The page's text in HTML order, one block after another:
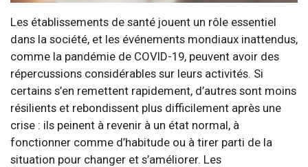
Les établissements de santé jouent un rôle essentiel
dans la société, et les événements mondiaux inattendus,
comme la pandémie de COVID-19, peuvent avoir des
répercussions considérables sur leurs activités. Si
certains s’en remettent rapidement, d’autres sont moins
résilients et rebondissent plus difficilement après une
crise : ils peinent à revenir à un état normal, à
fonctionner comme d’habitude ou à tirer parti de la
situation pour changer et s’améliorer. Les